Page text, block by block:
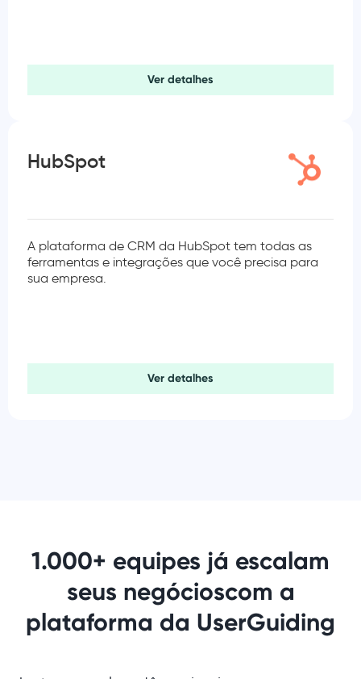
Ver detalhes
HubSpot
A plataforma de CRM da HubSpot tem todas as
ferramentas e integrações que você precisa para
sua empresa.
Ver detalhes
1.000+ equipes já escalam
seus negócioscom a
plataforma da UserGuiding